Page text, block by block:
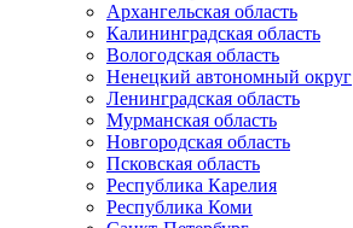
Архангельская область
Калининградская область
Вологодская область
Ненецкий автономный округ
Ленинградская область
Мурманская область
Новгородская область
Псковская область
Республика Карелия
Республика Коми